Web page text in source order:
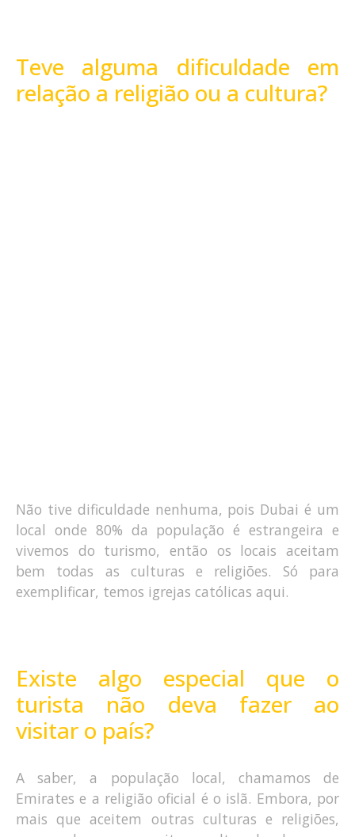
Teve alguma dificuldade em
relação a religião ou a cultura?
Não tive dificuldade nenhuma, pois Dubai é um
local onde 80% da população é estrangeira e
vivemos do turismo, então os locais aceitam
bem todas as culturas e religiões. Só para
exemplificar, temos igrejas católicas aqui.
Existe algo especial que o
turista não deva fazer ao
visitar o país?
A saber, a população local, chamamos de
Emirates e a religião oficial é o islã. Embora, por
mais que aceitem outras culturas e religiões,